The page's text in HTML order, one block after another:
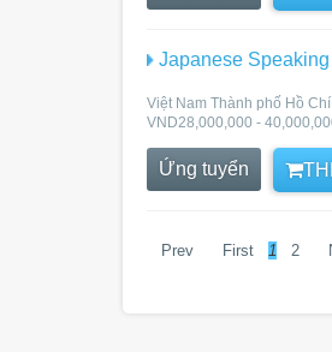
Japanese
Việt Nam Thành phố Hồ
VND28,000,000 -
Ứng tuyển
Prev First 1 2